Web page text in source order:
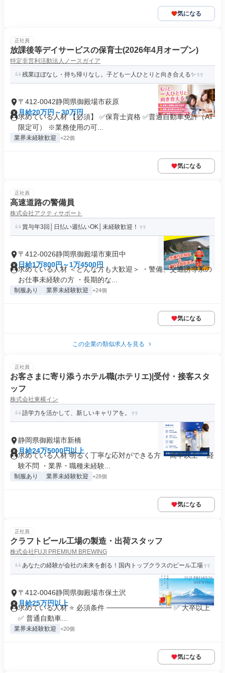
気になる
正社員
放課後等デイサービスの保育士(2026年4月オープン)
特定非営利活動法人ノースガイア
残業ほぼなし・持ち帰りなし。子ども一人ひとりと向き合える✨
〒412-0042静岡県御殿場市萩原
月給20万円～30万円
求めている人材 【必須】 ✅保育士資格 ✅普通自動車免許（AT
限定可） ※業務使用の可...
業界未経験歓迎 +22個
気になる
正社員
高速道路の警備員
株式会社アクティサポート
賞与年3回│日払い週払いOK│未経験歓迎！
〒412-0026静岡県御殿場市東田中
日給1万800円～1万4500円
求めている人材 ＜どんな方も大歓迎＞ ・警備、交通誘導系の
お仕事未経験の方 ・長期的な...
制服あり 業界未経験歓迎 +24個
気になる
この企業の類似求人を見る
正社員
お客さまに寄り添うホテル職(ホテリエ)|受付・接客スタ
ッフ
株式会社東横イン
語学力を活かして、新しいキャリアを。
静岡県御殿場市新橋
月給24万5000円以上
求めている人材 明るく丁寧な応対ができる方 ・高卒以上 ・経
験不問 ・業界・職種未経験...
制服あり 業界未経験歓迎 +28個
気になる
正社員
クラフトビール工場の製造・出荷スタッフ
株式会社FUJI PREMIUM BREWING
あなたの経験が会社の未来を創る！国内トップクラスのビール工場
〒412-0046静岡県御殿場市保土沢
月給25万円以上
求めている人材 ⭐ 必須条件 ───────────── ✅ 大卒以上
✅ 普通自動車...
業界未経験歓迎 +20個
気になる